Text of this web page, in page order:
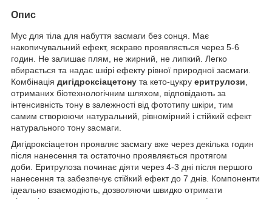
Опис
Мус для тіла для набуття засмаги без сонця. Має
накопичувальний ефект, яскраво проявляється через 5-6
годин. Не залишає плям, не жирний, не липкий. Легко
вбирається та надає шкірі ефекту рівної природної засмаги.
Комбінація дигідроксіацетону та кето-цукру еритрулози
отриманих біотехнологічним шляхом, відповідають за
інтенсивність тону в залежності від фототипу шкіри, тим
самим створюючи натуральний, рівномірний і стійкий ефект
натурального тону засмаги.
Дигідроксіацетон проявляє засмагу вже через декілька годин
після нанесення та остаточно проявляється протягом
доби. Еритрулоза починає діяти через 4-3 дні після першого
нанесення та забезпечує стійкий ефект до 7 днів. Компоненти
ідеально взаємодіють, дозволяючи швидко отримати